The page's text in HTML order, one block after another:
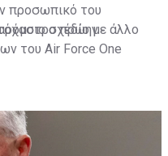
προσωπικό του
σχέδιο με άλλο
πρώην
του Air Force One